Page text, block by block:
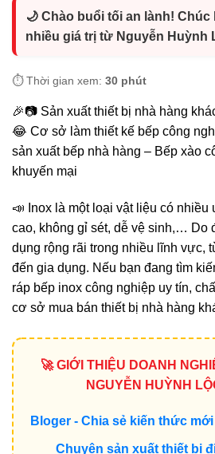
🌙 Chào buổi tối an lành!
nhiều giá trị từ Nguyễn Huỳnh
⏱️ Thời gian xem: 30 phút
🎉📷 Sản xuất thiết bị nhà hàng
😂 Cơ sở làm thiết kế bếp công
sản xuất bếp nhà hàng – Bếp xào
khuyến mại
📣 Inox là một loại vật liệu có
cao, không gỉ sét, dễ vệ sinh,… Do
dụng rộng rãi trong nhiều lĩnh vực,
đến gia dụng. Nếu bạn đang tìm
ráp bếp inox công nghiệp uy tín,
cơ sở mua bán thiết bị nhà hàng
🚀 GIỚI THIỆU DOANH
NGUYỄN HUỲNH
Bloger - Chia sẻ kiến thức mới
Chuyên sản xuất thiết bị